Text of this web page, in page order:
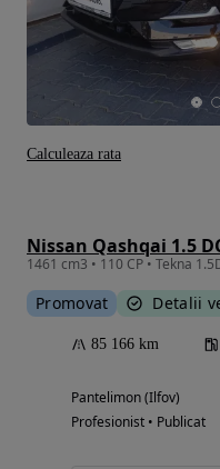
Nissan Qashqai 1.5
Promovat Detalii
85 166 km
Pantelimon (Ilfov)
Profesionist • Publicat
Calculeaza rata